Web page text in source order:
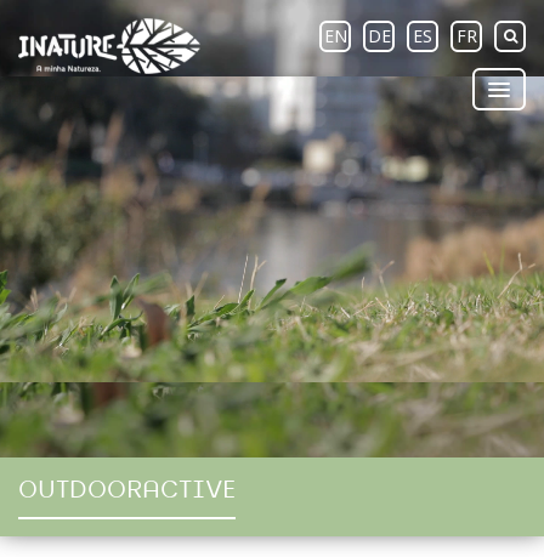
EN DE ES FR
OUTDOORACTIVE